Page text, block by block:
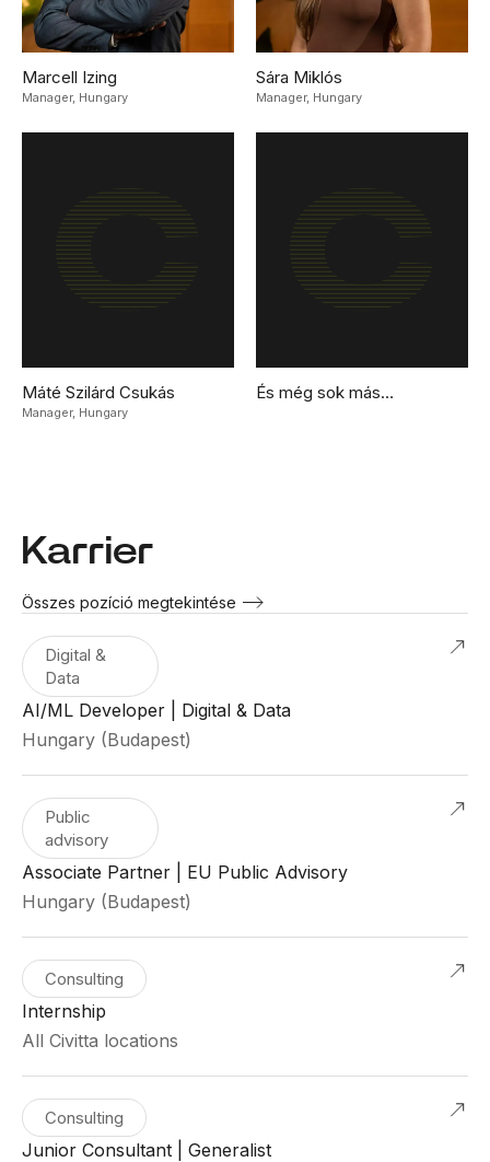
Marcell Izing
Manager, Hungary
Sára Miklós
Manager, Hungary
Máté Szilárd Csukás
Manager, Hungary
És még sok más…
Karrier
Összes pozíció megtekintése
Digital &
Data
AI/ML Developer | Digital & Data
Hungary (Budapest)
Public
advisory
Associate Partner | EU Public Advisory
Hungary (Budapest)
Consulting
Internship
All Civitta locations
Consulting
Junior Consultant | Generalist